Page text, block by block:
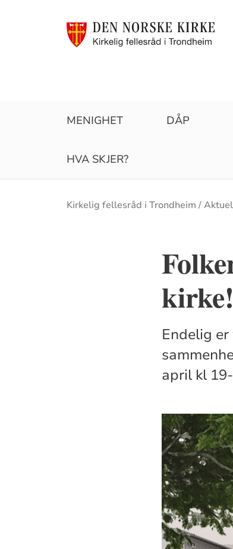
MENIGHET DÅP
HVA SKJER?
Brødsmulesti
Kirkelig fellesråd i Trondheim
kirke!
Endelig
april kl